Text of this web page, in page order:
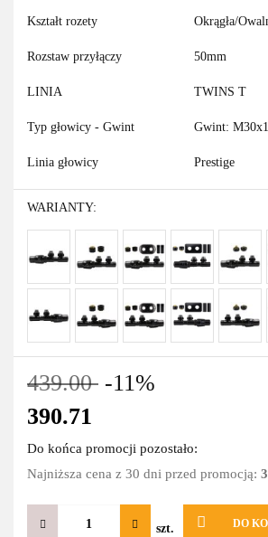
Kształt rozety Okrągła/
Rozstaw przyłączy 50mm
LINIA TWINS T
Typ głowicy - Gwint Gwint:
Linia głowicy Prestige
WARIANTY:
439.00 -11%
390.71
Do końca promocji pozostało:
Najniższa cena z 30 dni przed promocją:
szt. DO